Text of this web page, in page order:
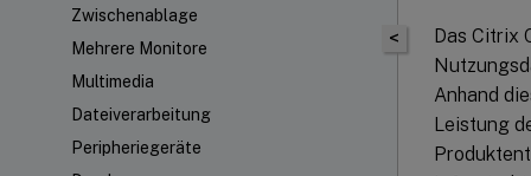
Zwischenablage
Mehrere Monitore
Multimedia
Dateiverarbeitung
Peripheriegeräte
<
Das Citrix
Anhand
Leistung